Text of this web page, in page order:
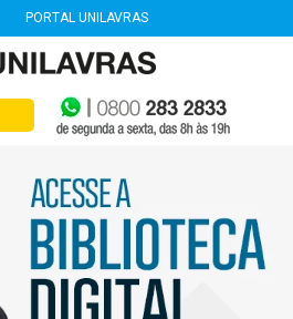
PORTAL UNILAVRAS